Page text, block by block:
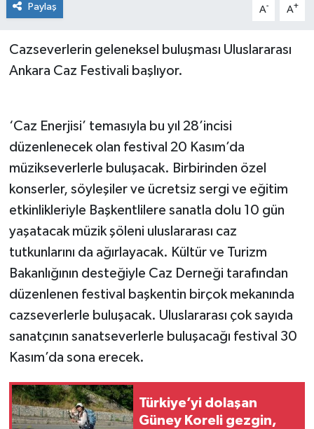
Paylaş A- A+
Cazseverlerin geleneksel buluşması Uluslararası
Ankara Caz Festivali başlıyor.
‘Caz Enerjisi’ temasıyla bu yıl 28’incisi
düzenlenecek olan festival 20 Kasım’da
müzikseverlerle buluşacak. Birbirinden özel
konserler, söyleşiler ve ücretsiz sergi ve eğitim
etkinlikleriyle Başkentlilere sanatla dolu 10 gün
yaşatacak müzik şöleni uluslararası caz
tutkunlarını da ağırlayacak. Kültür ve Turizm
Bakanlığının desteğiyle Caz Derneği tarafından
düzenlenen festival başkentin birçok mekanında
cazseverlerle buluşacak. Uluslararası çok sayıda
sanatçının sanatseverlerle buluşacağı festival 30
Kasım’da sona erecek.
Türkiye’yi dolaşan
Güney Koreli gezgin,
Tokat Haberleri
Yaşam